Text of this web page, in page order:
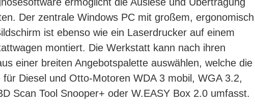
Der zentrale Windows PC mit großem, ergonomisch
ist ebenso wie ein Laserdrucker auf einem
montiert. Die Werkstatt kann nach ihren
einer breiten Angebotspalette auswählen, welche die
Diesel und Otto-Motoren WDA 3 mobil, WGA 3.2,
Scan Tool Snooper+ oder W.EASY Box 2.0 umfasst.